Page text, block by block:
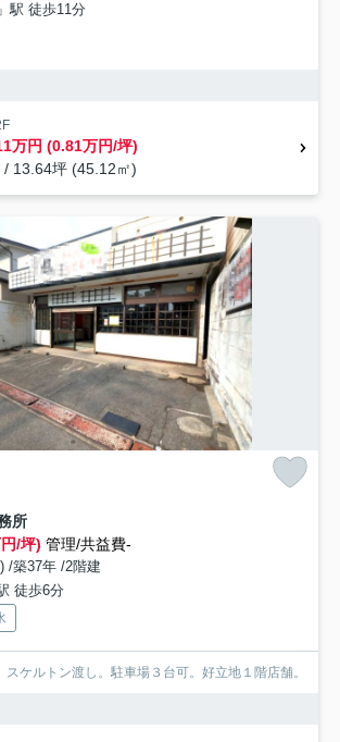
駅 徒歩11分
万円 (0.81万円/坪)
/ 13.64坪 (45.12㎡)
所
/坪) 管理/共益費-
/築37年 /2階建
徒歩6分
ケルトン渡し。駐車場３台可。好立地１階店舗。